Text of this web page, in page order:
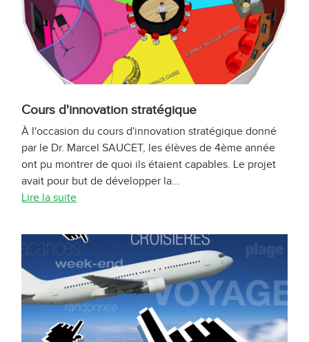
Cours d'innovation stratégique
À l'occasion du cours d'innovation stratégique donné
par le Dr. Marcel SAUCET, les élèves de 4ème année
ont pu montrer de quoi ils étaient capables. Le projet
avait pour but de développer la...
Lire la suite